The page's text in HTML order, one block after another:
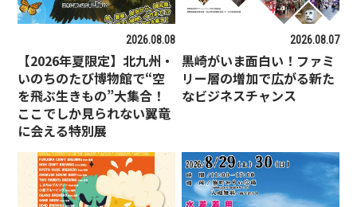
2026.08.08
【2026年夏限定】北九州・
いのちのたび博物館で“空
を飛ぶ生きもの”大集合！
ここでしか見られない翼竜
に会える特別展
2026.08.07
黒崎がいま面白い！ファミ
リー層の増加で広がる新た
なビジネスチャンス